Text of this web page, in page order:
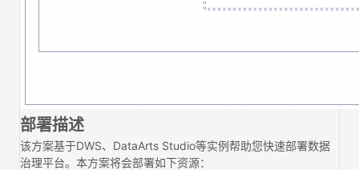
部署描述
该方案基于DWS、DataArts Studio等实例帮助您快速部署数据
治理平台。本方案将会部署如下资源：